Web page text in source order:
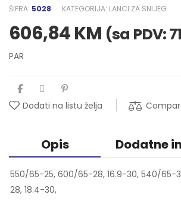
ŠIFRA: 5028 KATEGORIJA: LANCI ZA SNIJEG
606,84KM (sa PDV:
PAR
Dodati na listu želja
Opis Dodatne
550/65-25, 600/65-28, 16.9-30, 540/65-
28, 18.4-30,